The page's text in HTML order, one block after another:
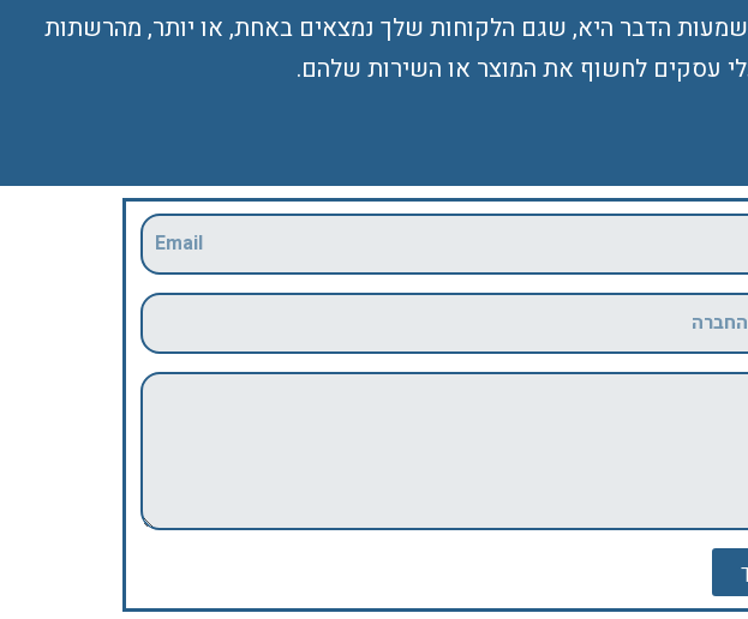
שאינו נוכח ברשתות החברתיות. משמעות הדבר היא, שגם הלקוחות שלך נמצאים באחת, או יותר, מהרשתות
עסקים לחשוף את המוצר או השירות שלהם.